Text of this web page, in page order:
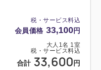
税・サービス料込
会員価格 33,100円
大人 1 名 1 室
税・サービス料込
合計 33,600円